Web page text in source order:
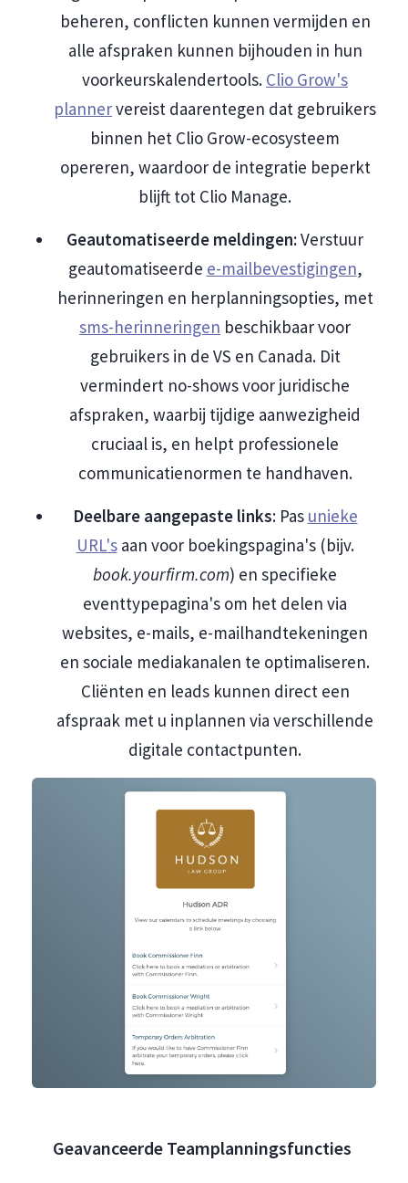
beheren, conflicten kunnen vermijden en
alle afspraken kunnen bijhouden in hun
voorkeurskalendertools. Clio Grow's
plannervereist daarentegen dat gebruikers
binnen het Clio Grow-ecosysteem
opereren, waardoor de integratie beperkt
blijft tot Clio Manage.
Geautomatiseerde meldingen:Verstuur
geautomatiseerde e-mailbevestigingen,
herinneringen en herplanningsopties, met
sms-herinneringen beschikbaar voor
gebruikers in de VS en Canada. Dit
vermindert no-shows voor juridische
afspraken, waarbij tijdige aanwezigheid
cruciaal is, en helpt professionele
communicatienormen te handhaven.
Deelbare aangepaste links: Pas unieke
URL'saan voor boekingspagina's (bijv.
book.yourfirm.com) en specifieke
eventtypepagina's om het delen via
websites, e-mails, e-mailhandtekeningen
en sociale mediakanalen te optimaliseren.
Cliënten en leads kunnen direct een
afspraak met u inplannen via verschillende
digitale contactpunten.
Geavanceerde Teamplanningsfuncties